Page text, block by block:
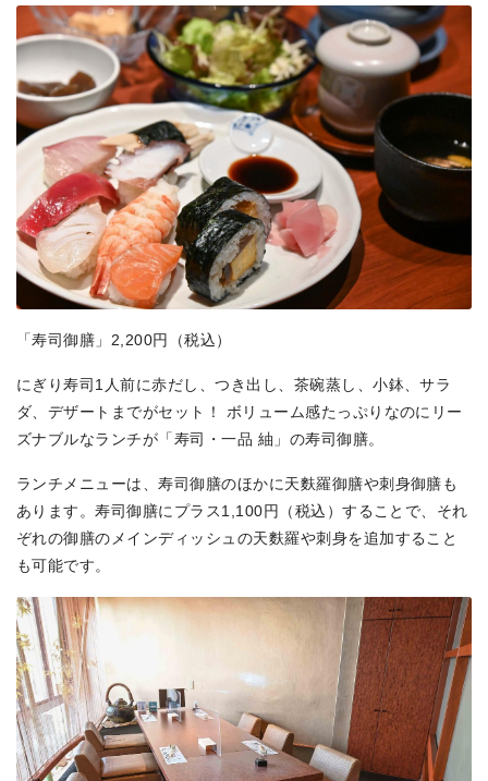
「寿司御膳」2,200円（税込）
にぎり寿司1人前に赤だし、つき出し、茶碗蒸し、小鉢、サラ
ダ、デザートまでがセット！ ボリューム感たっぷりなのにリー
ズナブルなランチが「寿司・一品 紬」の寿司御膳。
ランチメニューは、寿司御膳のほかに天麩羅御膳や刺身御膳も
あります。寿司御膳にプラス1,100円（税込）することで、それ
ぞれの御膳のメインディッシュの天麩羅や刺身を追加すること
も可能です。